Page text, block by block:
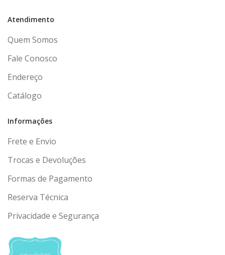
Atendimento
Quem Somos
Fale Conosco
Endereço
Catálogo
Informações
Frete e Envio
Trocas e Devoluções
Formas de Pagamento
Reserva Técnica
Privacidade e Segurança